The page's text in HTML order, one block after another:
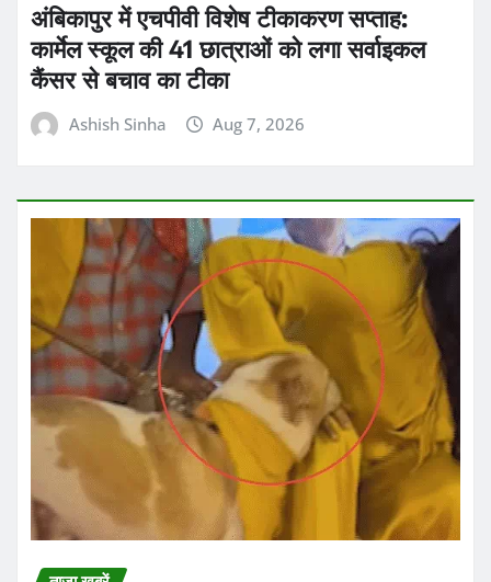
अंबिकापुर में एचपीवी विशेष टीकाकरण सप्ताह:
कार्मेल स्कूल की 41 छात्राओं को लगा सर्वाइकल
कैंसर से बचाव का टीका
Ashish Sinha Aug 7, 2026